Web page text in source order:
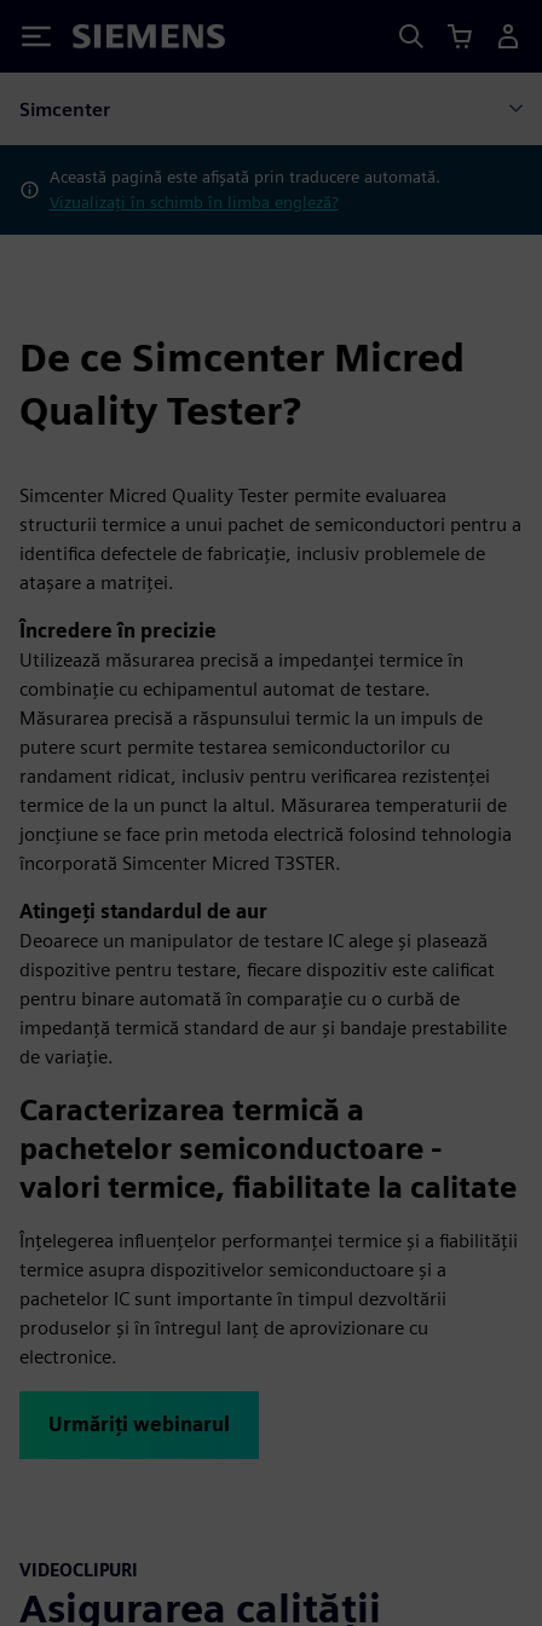
Siemens
Simcenter
Această pagină este afișată prin traducere automată.
Vizualizați în schimb în limba engleză?
De ce Simcenter Micred
Quality Tester?
Simcenter Micred Quality Tester permite evaluarea
structurii termice a unui pachet de semiconductori pentru a
identifica defectele de fabricație, inclusiv problemele de
atașare a matriței.
Încredere în precizie
Utilizează măsurarea precisă a impedanței termice în
combinație cu echipamentul automat de testare.
Măsurarea precisă a răspunsului termic la un impuls de
putere scurt permite testarea semiconductorilor cu
randament ridicat, inclusiv pentru verificarea rezistenței
termice de la un punct la altul. Măsurarea temperaturii de
joncțiune se face prin metoda electrică folosind tehnologia
încorporată Simcenter Micred T3STER.
Atingeți standardul de aur
Deoarece un manipulator de testare IC alege și plasează
dispozitive pentru testare, fiecare dispozitiv este calificat
pentru binare automată în comparație cu o curbă de
impedanță termică standard de aur și bandaje prestabilite
de variație.
Caracterizarea termică a
pachetelor semiconductoare -
valori termice, fiabilitate la calitate
Înțelegerea influențelor performanței termice și a fiabilității
termice asupra dispozitivelor semiconductoare și a
pachetelor IC sunt importante în timpul dezvoltării
produselor și în întregul lanț de aprovizionare cu
electronice.
Urmăriți webinarul
VIDEOCLIPURI
Asigurarea calității